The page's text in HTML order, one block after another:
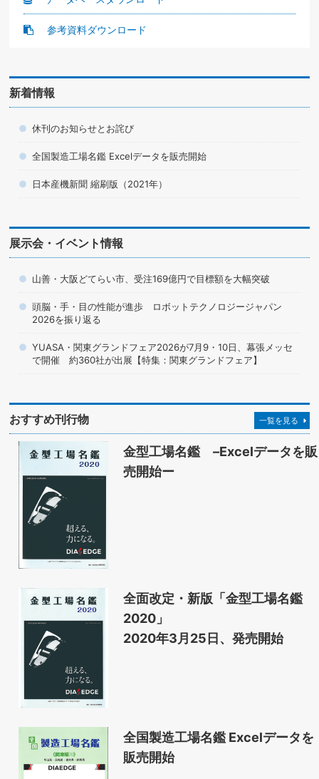
参考資料ダウンロード
新着情報
休刊のお知らせとお詫び
全国製造工場名鑑 Excelデータを販売開始
日本産機新聞 縮刷版（2021年）
展示会・イベント情報
山善・大阪どてらい市、受注169億円で目標額を大幅突破
頭脳・手・目の性能が進歩 ロボットテクノロジージャパン
2026を振り返る
YUASA・関東グランドフェア2026が7月9・10日、幕張メッセ
で開催 約360社が出展【特集：関東グランドフェア】
おすすめ刊行物 一覧を見る
金型工場名鑑 –Excelデータを販
売開始ー
全面改定・新版「金型工場名鑑
2020」
2020年3月25日、発売開始
全国製造工場名鑑 Excelデータを
販売開始